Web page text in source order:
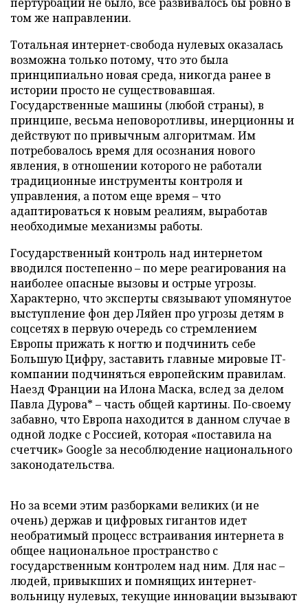
том же направлении.
Тотальная интернет-свобода нулевых оказалась
возможна только потому, что это была
принципиально новая среда, никогда ранее в
истории просто не существовавшая.
Государственные машины (любой страны), в
принципе, весьма неповоротливы, инерционны и
действуют по привычным алгоритмам. Им
потребовалось время для осознания нового
явления, в отношении которого не работали
традиционные инструменты контроля и
управления, а потом еще время – что
адаптироваться к новым реалиям, выработав
необходимые механизмы работы.
Государственный контроль над интернетом
вводился постепенно – по мере реагирования на
наиболее опасные вызовы и острые угрозы.
Характерно, что эксперты связывают упомянутое
выступление фон дер Ляйен про угрозы детям в
соцсетях в первую очередь со стремлением
Европы прижать к ногтю и подчинить себе
Большую Цифру, заставить главные мировые IT-
компании подчиняться европейским правилам.
Наезд Франции на Илона Маска, вслед за делом
Павла Дурова* – часть общей картины. По-своему
забавно, что Европа находится в данном случае в
одной лодке с Россией, которая «поставила на
счетчик» Google за несоблюдение национального
законодательства.
Но за всеми этим разборками великих (и не
очень) держав и цифровых гигантов идет
необратимый процесс встраивания интернета в
общее национальное пространство с
государственным контролем над ним. Для нас –
людей, привыкших и помнящих интернет-
вольницу нулевых, текущие инновации вызывают